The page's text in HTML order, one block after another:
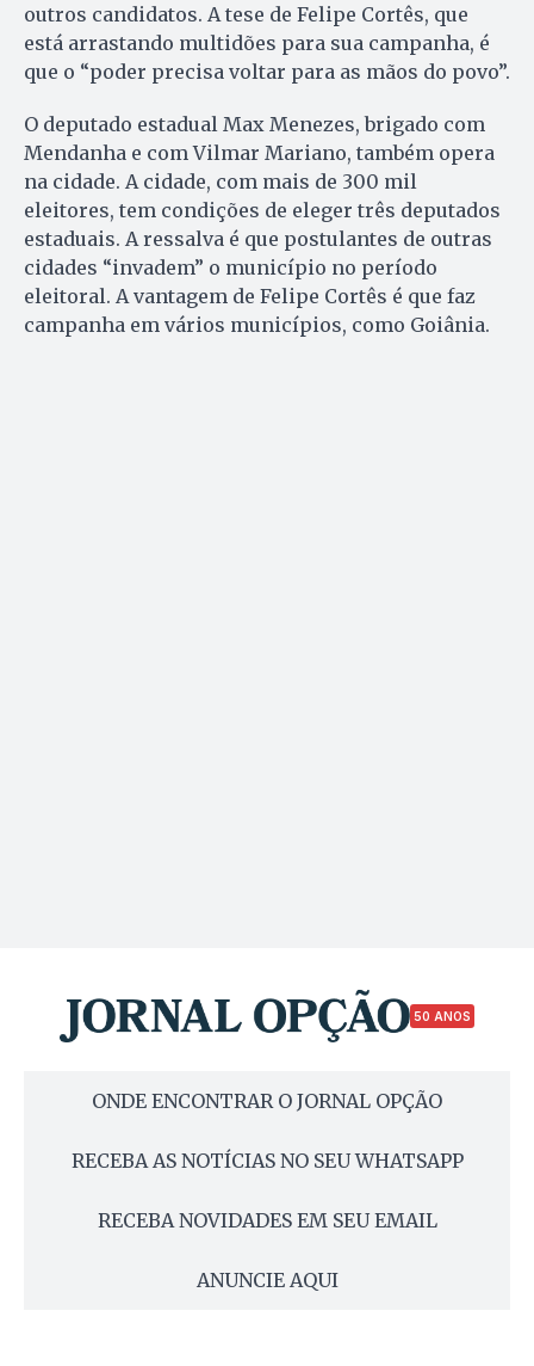
outros candidatos. A tese de Felipe Cortês, que
está arrastando multidões para sua campanha, é
que o “poder precisa voltar para as mãos do povo”.
O deputado estadual Max Menezes, brigado com
Mendanha e com Vilmar Mariano, também opera
na cidade. A cidade, com mais de 300 mil
eleitores, tem condições de eleger três deputados
estaduais. A ressalva é que postulantes de outras
cidades “invadem” o município no período
eleitoral. A vantagem de Felipe Cortês é que faz
campanha em vários municípios, como Goiânia.
50 ANOS
ONDE ENCONTRAR O JORNAL OPÇÃO
RECEBA AS NOTÍCIAS NO SEU WHATSAPP
RECEBA NOVIDADES EM SEU EMAIL
ANUNCIE AQUI